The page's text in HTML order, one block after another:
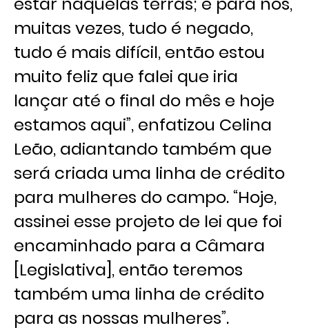
muitas vezes, tudo é negado,
tudo é mais difícil, então estou
muito feliz que falei que iria
lançar até o final do mês e hoje
estamos aqui”, enfatizou Celina
Leão, adiantando também que
será criada uma linha de crédito
para mulheres do campo. “Hoje,
assinei esse projeto de lei que foi
encaminhado para a Câmara
[Legislativa], então teremos
também uma linha de crédito
para as nossas mulheres”.